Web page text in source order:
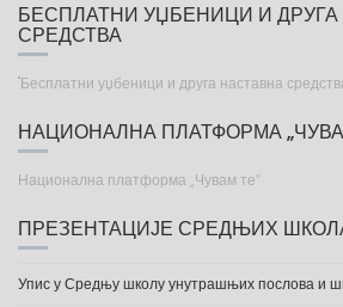
БЕСПЛАТНИ УЏБЕНИЦИ И
СРЕДСТВА
"Бесплатни уџбеници и друга наставна
НАЦИОНАЛНА ПЛАТФОРМА
Национална платформа „Чувам те“
ПРЕЗЕНТАЦИЈЕ СРЕДЊИХ
Упис у Средњу школу унутрашњих послова и